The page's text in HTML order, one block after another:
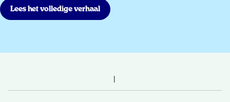
Lees het volledige verhaal